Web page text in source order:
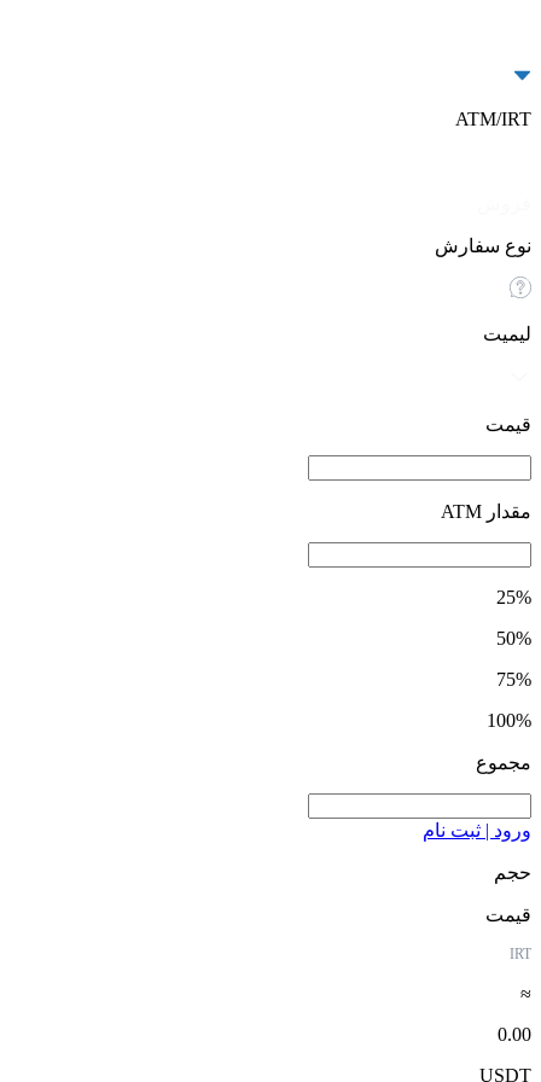
ATM/IRT
نوع سفارش
لیمیت
قیمت
مقدار ATM
25%
50%
75%
100%
مجموع
ورود | ثبت نام
حجم
قیمت
IRT
≈
0.00
USDT